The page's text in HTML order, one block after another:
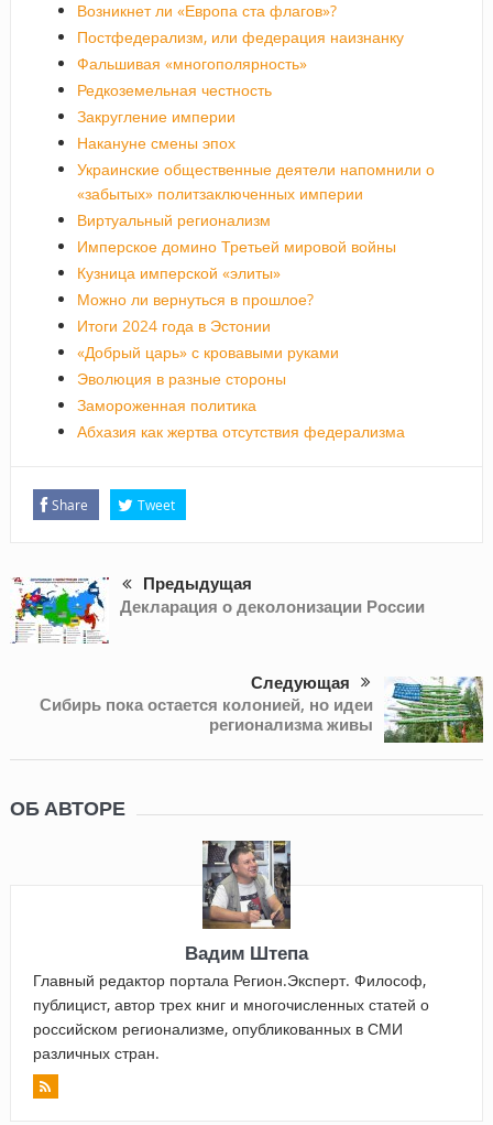
Возникнет ли «Европа ста флагов»?
Постфедерализм, или федерация наизнанку
Фальшивая «многополярность»
Редкоземельная честность
Закругление империи
Накануне смены эпох
Украинские общественные деятели напомнили о
«забытых» политзаключенных империи
Виртуальный регионализм
Имперское домино Третьей мировой войны
Кузница имперской «элиты»
Можно ли вернуться в прошлое?
Итоги 2024 года в Эстонии
«Добрый царь» с кровавыми руками
Эволюция в разные стороны
Замороженная политика
Абхазия как жертва отсутствия федерализма
Share Tweet
Предыдущая
Декларация о деколонизации России
Следующая
Сибирь пока остается колонией, но идеи
регионализма живы
ОБ АВТОРЕ
Вадим Штепа
Главный редактор портала Регион.Эксперт. Философ,
публицист, автор трех книг и многочисленных статей о
российском регионализме, опубликованных в СМИ
различных стран.